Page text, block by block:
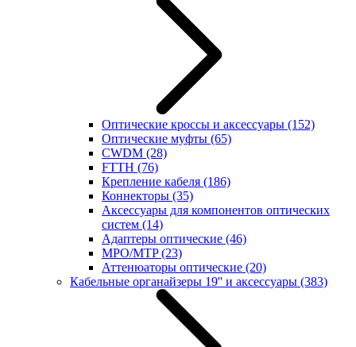
Оптические кроссы и аксессуары (152)
Оптические муфты (65)
CWDM (28)
FTTH (76)
Крепление кабеля (186)
Коннекторы (35)
Аксессуары для компонентов оптических
систем (14)
Адаптеры оптические (46)
MPO/MTP(23)
Аттенюаторы оптические (20)
Кабельные органайзеры 19'' и аксессуары (383)